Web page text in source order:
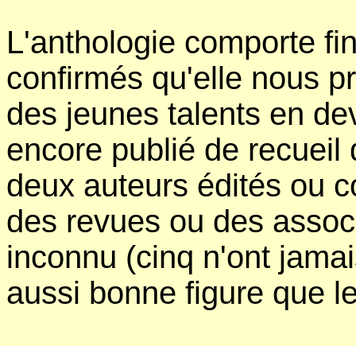
L'anthologie comporte
confirmés qu'elle nous
des jeunes talents en
encore publié de recueil
deux auteurs édités ou
des revues ou des
inconnu (cinq n'ont
aussi bonne figure que